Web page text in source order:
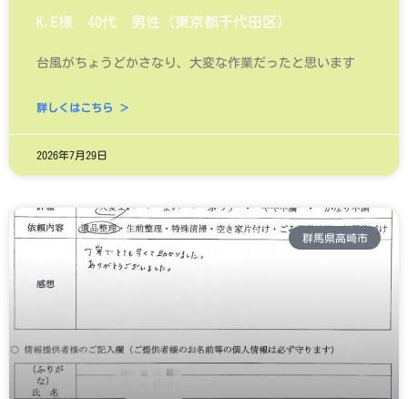
K.E様 40代 男性（東京都千代田区）
台風がちょうどかさなり、大変な作業だったと思います
詳しくはこちら ＞
2026年7月29日
群馬県高崎市